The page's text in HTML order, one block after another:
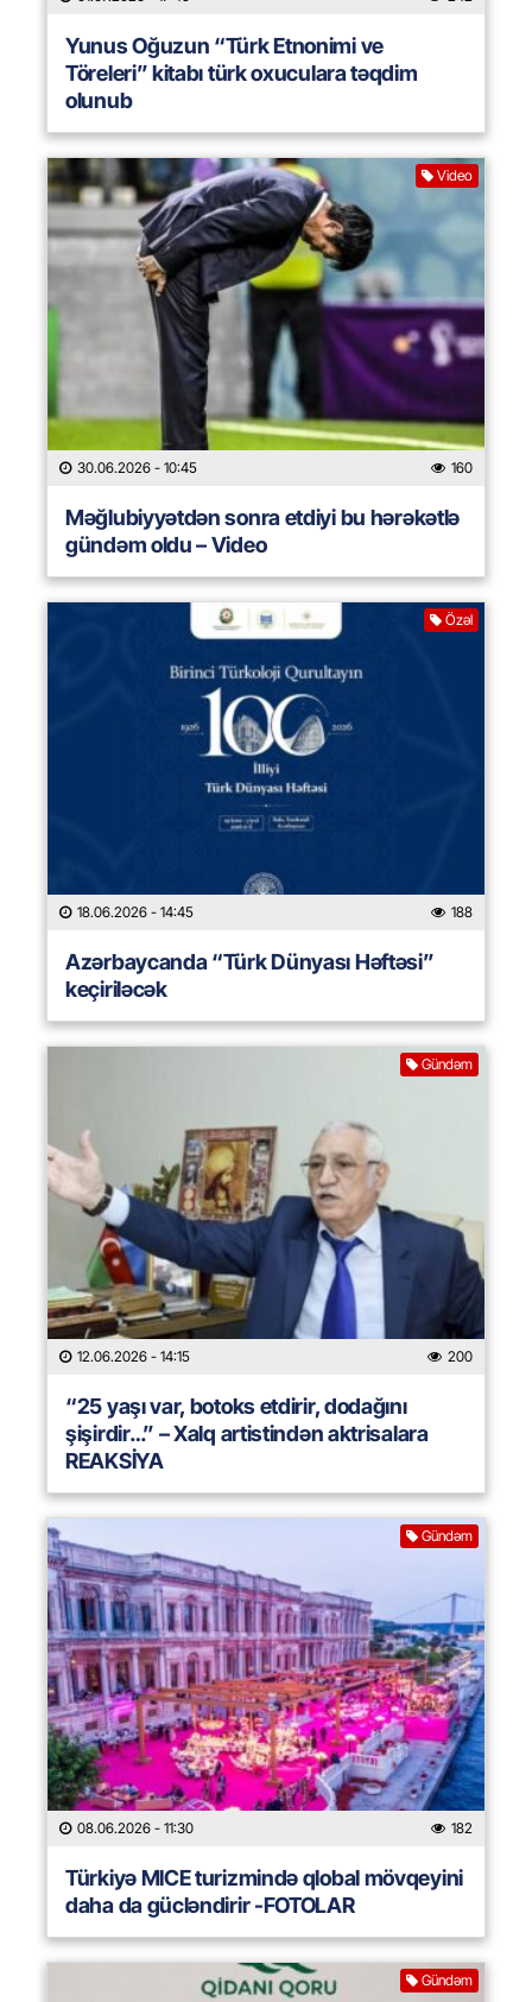
Yunus Oğuzun “Türk Etnonimi ve
Töreleri” kitabı türk oxuculara təqdim
olunub
Video
30.06.2026 - 10:45 160
Məğlubiyyətdən sonra etdiyi bu hərəkətlə
gündəm oldu – Video
Özəl
18.06.2026 - 14:45 188
Azərbaycanda “Türk Dünyası Həftəsi”
keçiriləcək
Gündəm
12.06.2026 - 14:15 200
“25 yaşı var, botoks etdirir, dodağını
şişirdir…” – Xalq artistindən aktrisalara
REAKSİYA
Gündəm
08.06.2026 - 11:30 182
Türkiyə MICE turizmində qlobal mövqeyini
daha da gücləndirir -FOTOLAR
Gündəm